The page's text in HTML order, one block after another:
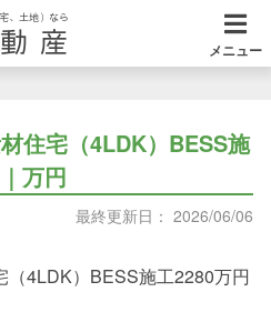
、土地）なら
産 メニュー
住宅（4LDK）BESS施
万円
最終更新日： 2026/06/06
（4LDK）BESS施工2280万円